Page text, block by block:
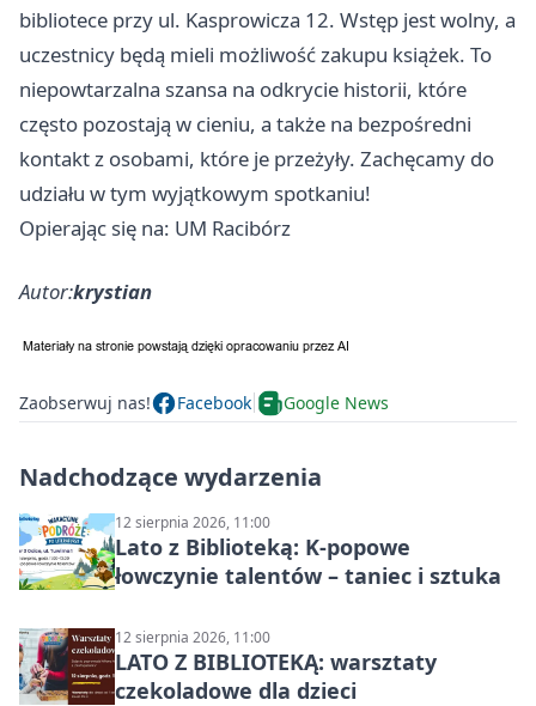
bibliotece przy ul. Kasprowicza 12. Wstęp jest wolny, a
uczestnicy będą mieli możliwość zakupu książek. To
niepowtarzalna szansa na odkrycie historii, które
często pozostają w cieniu, a także na bezpośredni
kontakt z osobami, które je przeżyły. Zachęcamy do
udziału w tym wyjątkowym spotkaniu!
Opierając się na: UM Racibórz
Autor:krystian
Zaobserwuj nas! Facebook Google News
Nadchodzące wydarzenia
12 sierpnia 2026, 11:00
Lato z Biblioteką: K-popowe
łowczynie talentów – taniec i sztuka
12 sierpnia 2026, 11:00
LATO Z BIBLIOTEKĄ: warsztaty
czekoladowe dla dzieci